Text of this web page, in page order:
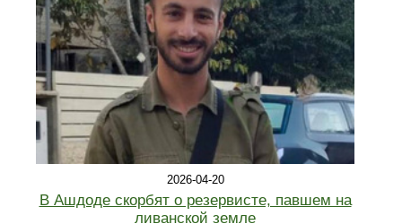
2026-04-20
В Ашдоде скорбят о резервисте, павшем на
ливанской земле